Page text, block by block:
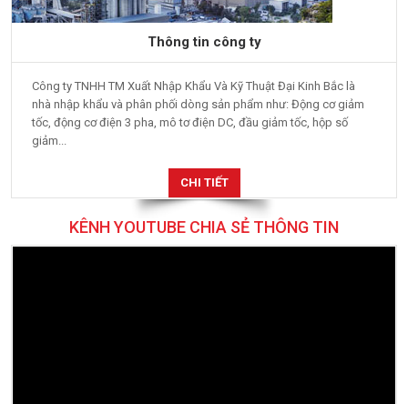
Thông tin công ty
Công ty TNHH TM Xuất Nhập Khẩu Và Kỹ Thuật Đại Kinh Bắc là
nhà nhập khẩu và phân phối dòng sản phẩm như: Động cơ giảm
tốc, động cơ điện 3 pha, mô tơ điện DC, đầu giảm tốc, hộp số
giảm...
CHI TIẾT
KÊNH YOUTUBE CHIA SẺ THÔNG TIN